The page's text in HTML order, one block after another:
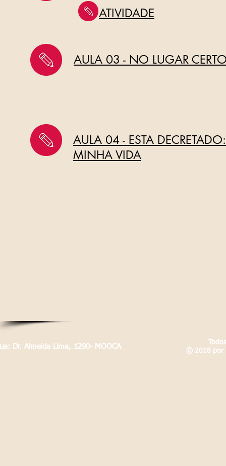
ATIVIDADE
AULA 03 - NO LUGAR
AULA 04 - ESTA
MINHA VIDA
Dr. Almeida Lima, 1290- MOOCA
© 2018 por